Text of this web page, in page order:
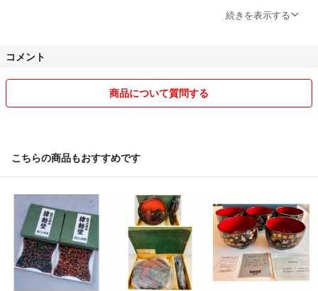
■販売手数料・送料・状態を考慮して充分にお値下げした価格設定にし
■お値段交渉の際はご希望価格を提示の上コメントよろしくお願いいた
(購入を考えてますが、いくらまでお値下げ可能でしょうか？には基準
がわかりませんので返信しません)
❤️商品価値がわかる方とご縁があると嬉しいです！(お取引頂いた皆様
■コンビニ/ATM支払いをお選びの方は、必ずお支払い予定日をお知らせ
下さい。
■お取り置きはいたしません。(大変迷惑な思いをしたので、もう懲り懲
りです)
続きを表示する
コメント
商品について質問する
こちらの商品もおすすめです